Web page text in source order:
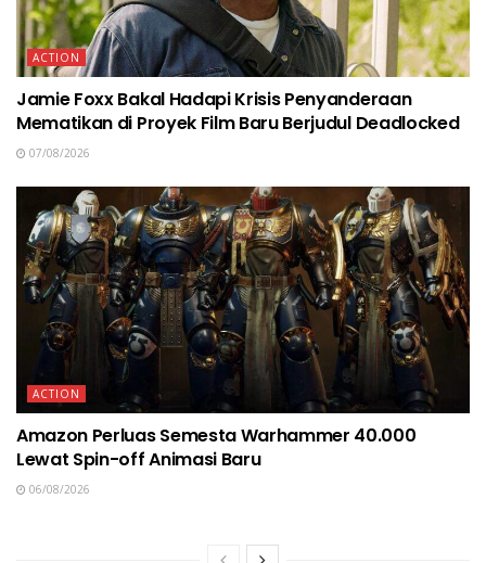
ACTION
Jamie Foxx Bakal Hadapi Krisis Penyanderaan
Mematikan di Proyek Film Baru Berjudul Deadlocked
07/08/2026
ACTION
Amazon Perluas Semesta Warhammer 40.000
Lewat Spin-off Animasi Baru
06/08/2026